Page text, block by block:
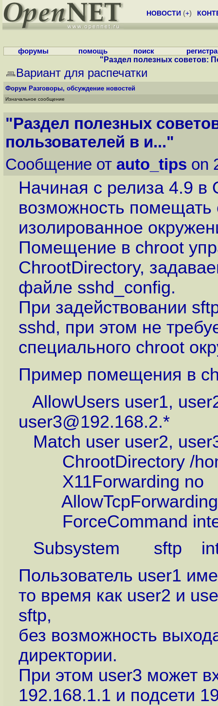
НОВОСТИ (+)
форумы помощь поиск
"Раздел полезных советов:
Вариант для распечатки
Форум Разговоры, обсуждение новостей
Изначальное сообщение
"Раздел полезных
пользователей в и..."
Сообщение от auto_tips on
Начиная с релиза 4.9 в
возможность помещать
изолированное
Помещение в chroot
ChrootDirectory,
файле sshd_config.
При задействовании
sshd, при этом не
специального chroot
Пример помещения в
AllowUsers user1,
user3@192.168.2.*
Match user user2,
ChrootDirectory /
X11Forwarding no
AllowTcpForwarding
ForceCommand
Subsystem sftp
Пользователь user1
то время как user2 и
sftp,
без возможность
директории.
При этом user3 может
192.168.1.1 и подсети